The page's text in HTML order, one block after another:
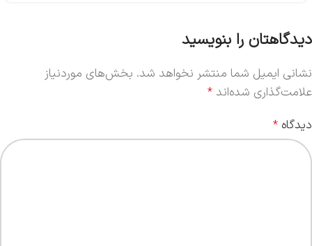
دیدگاهتان را بنویسید
نشانی ایمیل شما منتشر نخواهد شد. بخش‌های موردنیاز
علامت‌گذاری شده‌اند *
دیدگاه *